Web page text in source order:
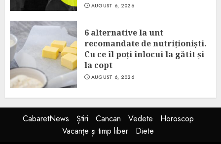
AUGUST 6, 2026
6 alternative la unt
recomandate de nutriționiști.
Cu ce îl poți înlocui la gătit și
la copt
AUGUST 6, 2026
CabaretNews Știri Cancan Vedete
Horoscop
Vacanțe și timp liber
Diete